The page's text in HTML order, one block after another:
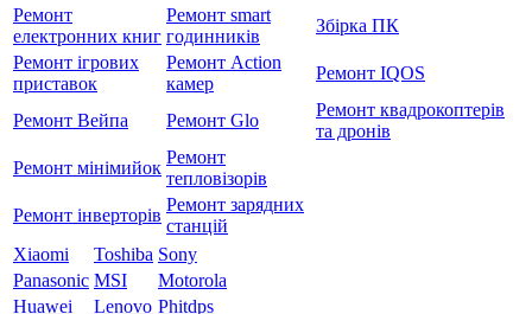
Ремонт
електронних книг
Ремонт smart
годинників
Збірка ПК
Ремонт ігрових
приставок
Ремонт Action
камер
Ремонт IQOS
Ремонт Вейпа Ремонт Glo
Ремонт квадрокоптерів
та дронів
Ремонт мiнiмийок
Ремонт
тепловізорів
Ремонт інверторів
Ремонт зарядних
станцій
Xiaomi
Toshiba Sony
Panasonic MSI
Motorola
Huawei
Lenovo Phitdps